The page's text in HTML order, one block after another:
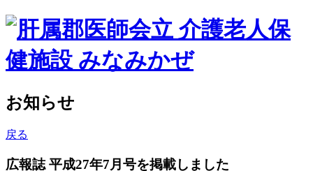
お知らせ
戻る
広報誌 平成27年7月号を掲載しました